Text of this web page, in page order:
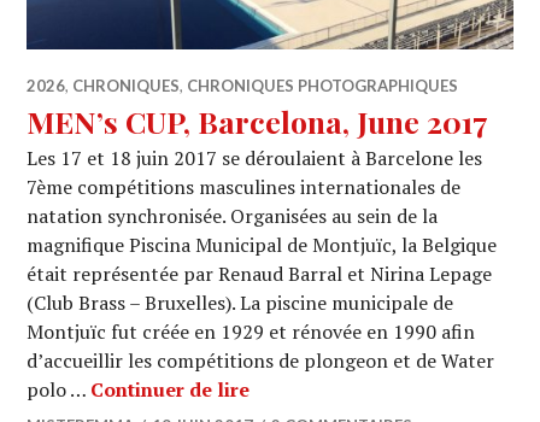
2026, CHRONIQUES, CHRONIQUES PHOTOGRAPHIQUES
MEN’s CUP, Barcelona, June 2017
Les 17 et 18 juin 2017 se déroulaient à Barcelone les
7ème compétitions masculines internationales de
natation synchronisée. Organisées au sein de la
magnifique Piscina Municipal de Montjuïc, la Belgique
était représentée par Renaud Barral et Nirina Lepage
(Club Brass – Bruxelles). La piscine municipale de
Montjuïc fut créée en 1929 et rénovée en 1990 afin
d’accueillir les compétitions de plongeon et de Water
polo … Continuer de lireMEN’s CUP, Barcelona, June